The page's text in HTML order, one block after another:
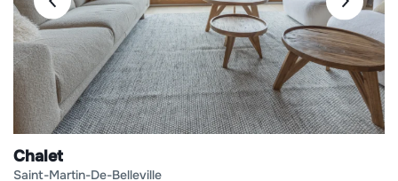
Chalet
saint-martin-de-belleville